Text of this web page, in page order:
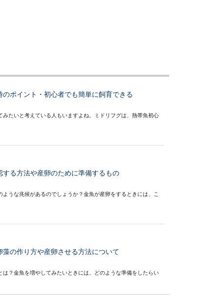
のポイント・初心者でも簡単に飼育できる
みたいと考えている人もいますよね。ミドリフグは、熱帯魚初心
る方法や産卵のために準備するもの
うな兆候があるのでしょうか？金魚が産卵をするときには、こ
の作り方や産卵させる方法について
は？金魚を増やしてみたいときには、どのような準備をしたらい